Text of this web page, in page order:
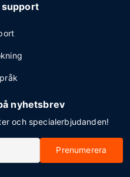
support
nyhetsbrev
och specialerbjudanden!
Prenumerera